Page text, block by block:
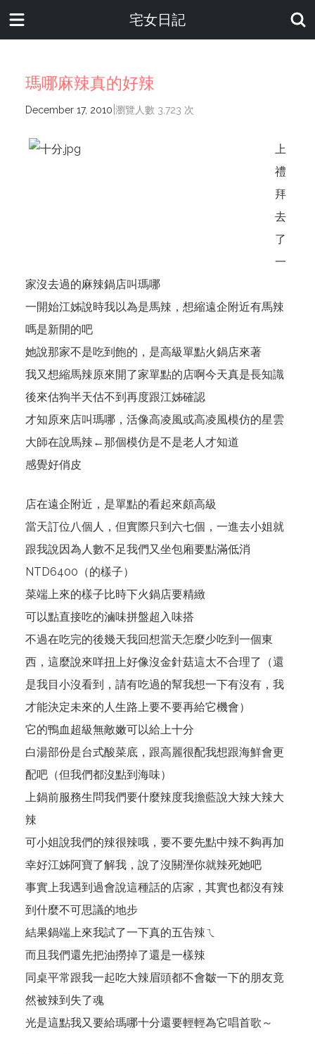
宅女日記
瑪哪麻辣真的好辣
December 17, 2010 瀏覽人數 3,723 次
上
禮
拜
去
了
一
家沒去過的麻辣鍋店叫瑪哪
一開始江姊說時我以為是馬辣，想縮遠企附近有馬辣
嗎是新開的吧
她說那家不是吃到飽的，是高級單點火鍋店來著
我又想縮馬辣原來開了家單點的店啊今天真是長知識
後來估狗半天估不到再度跟江姊確認
才知原來店叫瑪哪，活像高凌風或高凌風模仿的星雲
大師在說馬辣←那個模仿是不是老人才知道
感覺好俏皮
店在遠企附近，是單點的看起來頗高級
當天訂位八個人，但實際只到六七個，一進去小姐就
跟我說因為人數不足我們又坐包廂要點滿低消
NTD6400（的樣子）
菜端上來的樣子比時下火鍋店要精緻
可以點直接吃的滷味拼盤超入味搭
不過在吃完的後幾天我回想當天怎麼少吃到一個東
西，這麼說來咩扭上好像沒金針菇這太不合理了（還
是我目小沒看到，請有吃過的幫我想一下有沒有，我
才能決定未來的人生路上要不要再給它機會）
它的鴨血超級無敵嫩可以給上十分
白湯部份是台式酸菜底，跟高麗很配我想跟海鮮會更
配吧（但我們都沒點到海味）
上鍋前服務生問我們要什麼辣度我擔藍說大辣大辣大
辣
可小姐說我們的辣很辣哦，要不要先點中辣不夠再加
幸好江姊阿寶了解我，說了沒關溼你就辣死她吧
事實上我遇到過會說這種話的店家，其實也都沒有辣
到什麼不可思議的地步
結果鍋端上來我試了一下真的五告辣ㄟ
而且我們還先把油撈掉了還是一樣辣
同桌平常跟我一起吃大辣眉頭都不會皺一下的朋友竟
然被辣到失了魂
光是這點我又要給瑪哪十分還要輕輕為它唱首歌～